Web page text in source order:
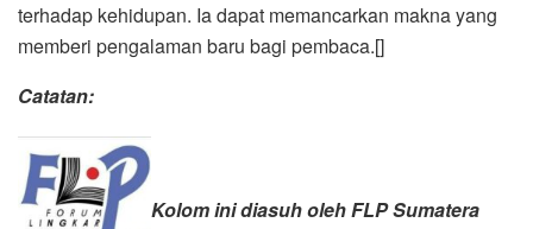
terhadap kehidupan. Ia dapat memancarkan makna yang
memberi pengalaman baru bagi pembaca.[]
Catatan:
Kolom ini diasuh oleh FLP Sumatera